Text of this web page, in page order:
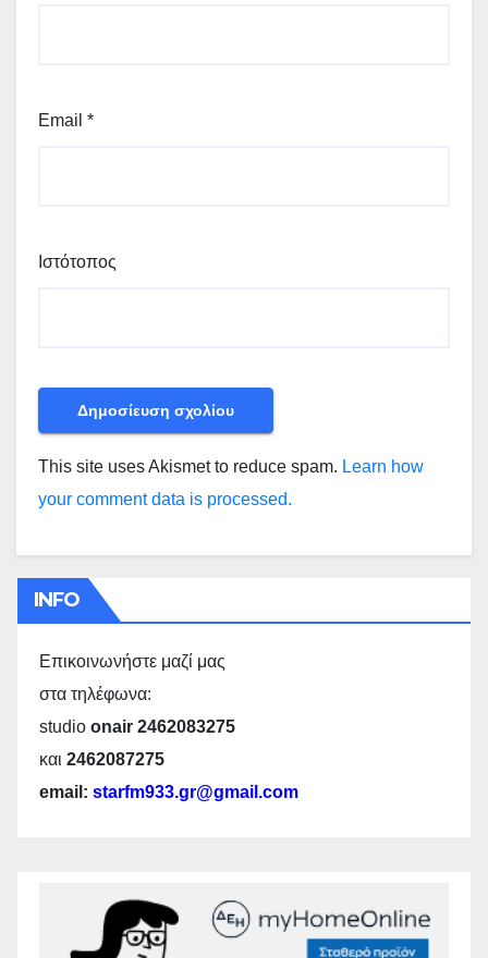
Email *
Ιστότοπος
This site uses Akismet to reduce spam. Learn how
your comment data is processed.
INFO
Επικοινωνήστε μαζί μας
στα τηλέφωνα:
studio onair 2462083275
και 2462087275
email: starfm933.gr@gmail.com